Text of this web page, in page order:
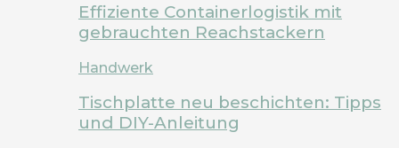
Effiziente Containerlogistik mit
gebrauchten Reachstackern
Handwerk
Tischplatte neu beschichten: Tipps
und DIY-Anleitung